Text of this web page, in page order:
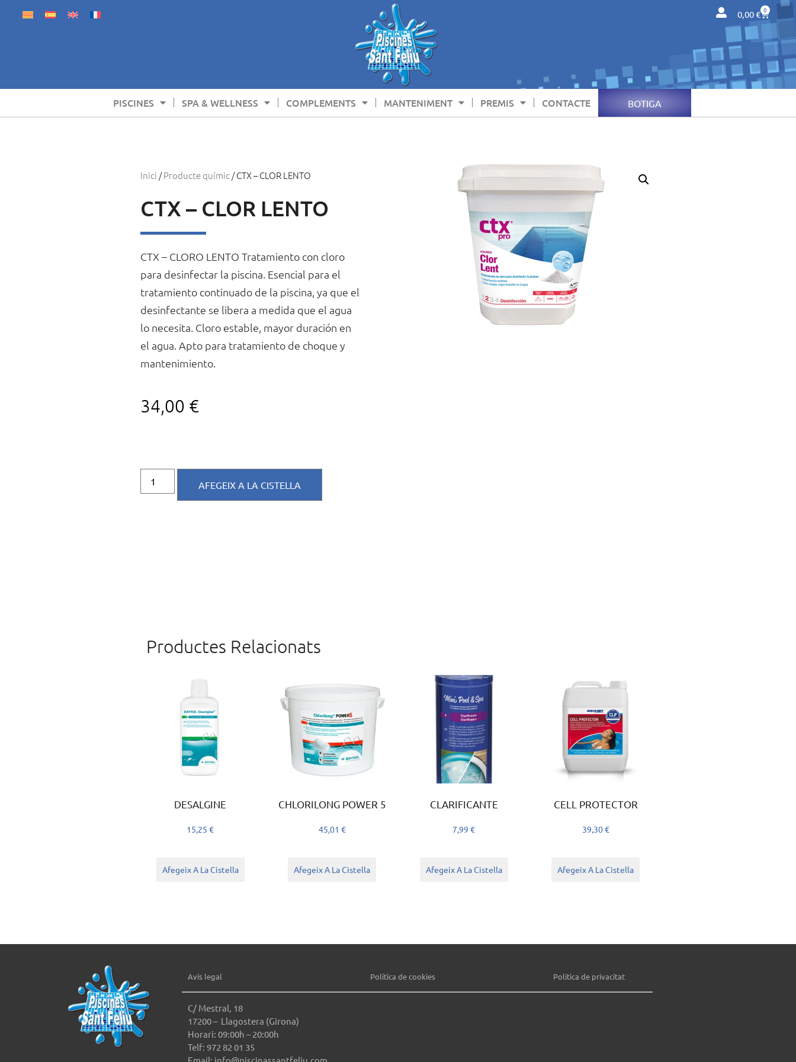
0,00€ 0
PISCINES SPA & WELLNESS COMPLEMENTS MANTENIMENT PREMIS CONTACTE BOTIGA
Inici /Producte químic/ CTX – CLOR LENTO
CTX – CLOR LENTO
CTX – CLORO LENTO Tratamiento con cloro
para desinfectar la piscina. Esencial para el
tratamiento continuado de la piscina, ya que el
desinfectante se libera a medida que el agua
lo necesita. Cloro estable, mayor duración en
el agua. Apto para tratamiento de choque y
mantenimiento.
34,00 €
AFEGEIX A LA CISTELLA
Productes Relacionats
DESALGINE
15,25€
Afegeix A La Cistella
CHLORILONG POWER 5
45,01 €
Afegeix A La Cistella
CLARIFICANTE
7,99€
Afegeix A La Cistella
CELL PROTECTOR
39,30€
Afegeix A La Cistella
Avís legal Política de cookies Política de privacitat
C/ Mestral, 18
17200 – Llagostera (Girona)
Horari: 09:00h – 20:00h
Telf: 972 82 01 35